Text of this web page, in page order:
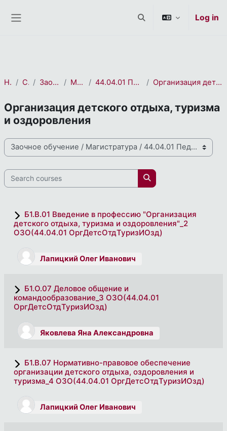
Toggle search input
Log in
Home Courses Заочное обучение Магистратура 44.04.01 Педагогическое образование Организация детского отдыха, туризма и оздоровления
Организация детского отдыха, туризма
и оздоровления
Course categories
Search courses
Search courses
Б1.В.01 Введение в профессию "Организация
детского отдыха, туризма и оздоровления"_2
ОЗО(44.04.01 ОргДетсОтдТуризИОзд)
Лапицкий Олег Иванович
Б1.О.07 Деловое общение и
командообразование_3 ОЗО(44.04.01
ОргДетсОтдТуризИОзд)
Яковлева Яна Александровна
Б1.В.07 Нормативно-правовое обеспечение
организации детского отдыха, оздоровления и
туризма_4 ОЗО(44.04.01 ОргДетсОтдТуризИОзд)
Лапицкий Олег Иванович